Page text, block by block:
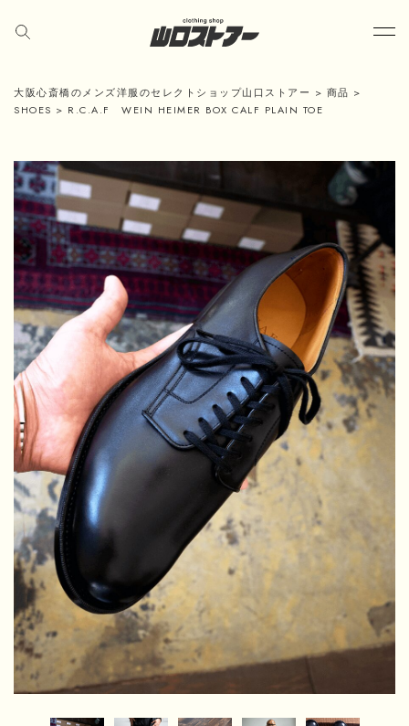
大阪心斎橋のメンズ洋服のセレクトショップ山口ストアー > 商品 >
SHOES > R.C.A.F WEIN HEIMER BOX CALF PLAIN TOE